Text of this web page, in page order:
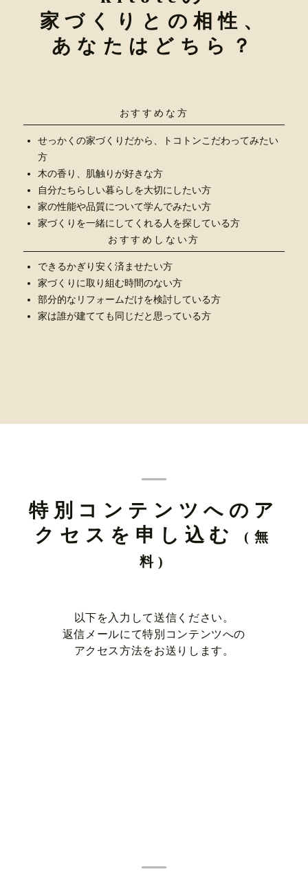
家づくりとの相性、
あなたはどちら？
おすすめな方
せっかくの家づくりだから、トコトンこだわってみたい
方
木の香り、肌触りが好きな方
自分たちらしい暮らしを大切にしたい方
家の性能や品質について学んでみたい方
家づくりを一緒にしてくれる人を探している方
おすすめしない方
できるかぎり安く済ませたい方
家づくりに取り組む時間のない方
部分的なリフォームだけを検討している方
家は誰が建てても同じだと思っている方
特別コンテンツへのア
クセスを申し込む(無
料)
以下を入力して送信ください。
返信メールにて特別コンテンツへの
アクセス方法をお送りします。